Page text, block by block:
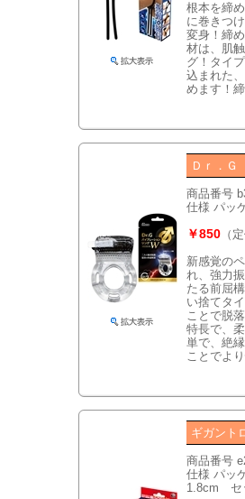
根本を締
に巻きつ
変身！締
材は、肌
グ！タイ
込まれた
めます！
Ｄｒ．
商品番号
仕様 パッ
￥850 （
新感覚の
れ、強力
たる前屈
い捨てタ
ことで脱
特長で、
単で、絶
ことでよ
ギガン
商品番号
仕様 パッ
1.8cm セ